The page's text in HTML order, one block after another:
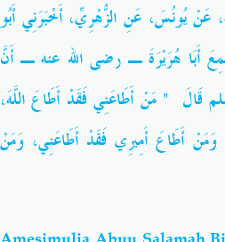
عَنْ يُونُسَ، عَنِ الزُّهْرِيِّ، أَخْبَرَنِي أَبُو
أَبَا هُرَيْرَةَ ـ رضى الله عنه ـ أَنَّ
قَالَ " ‏ مَنْ أَطَاعَنِي فَقَدْ أَطَاعَ اللَّهَ،
أَطَاعَ أَمِيرِي فَقَدْ أَطَاعَنِي، وَمَنْ